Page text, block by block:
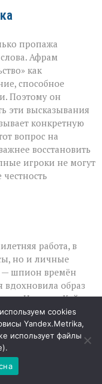
пропажа
Афрам
как
способное
Поэтому он
эти высказывания
конкретную
вопрос на
восстановить
игроки не могут
работа, в
но и личные
— шпион времён
образ
Николас Кейдж.
под угрозу
прав до
случай
при работе с
остаётся
способна
cookies
Yandex.Metrika,
использует файлы
).